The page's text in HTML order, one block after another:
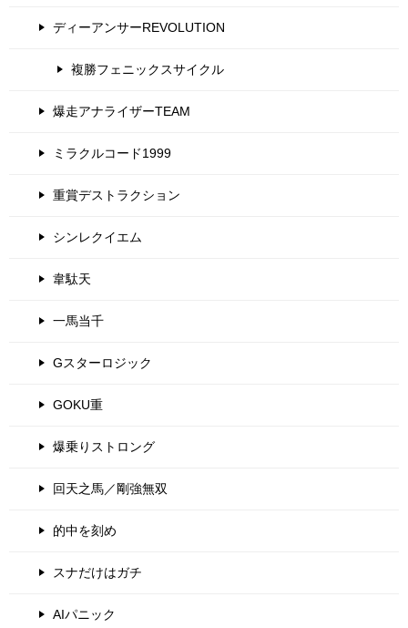
ディーアンサーREVOLUTION
複勝フェニックスサイクル
爆走アナライザーTEAM
ミラクルコード1999
重賞デストラクション
シンレクイエム
韋駄天
一馬当千
Gスターロジック
GOKU重
爆乗りストロング
回天之馬／剛強無双
的中を刻め
スナだけはガチ
AIパニック